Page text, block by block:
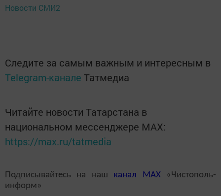
Новости СМИ2
Следите за самым важным и интересным в
Telegram-канале Татмедиа
Читайте новости Татарстана в
национальном мессенджере MАХ:
https://max.ru/tatmedia
Подписывайтесь на наш канал MAX«Чистополь-
информ»